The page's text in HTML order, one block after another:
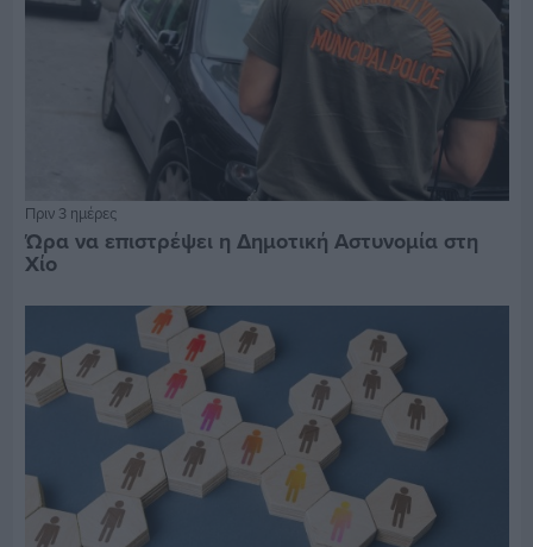
Πριν 3 ημέρες
Ώρα να επιστρέψει η Δημοτική Αστυνομία στη
Χίο